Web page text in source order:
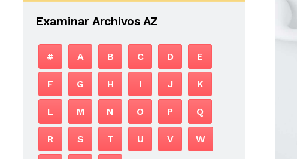
Examinar Archivos AZ
# A B C D E
F G H I J K
L M N O P Q
R S T U V W